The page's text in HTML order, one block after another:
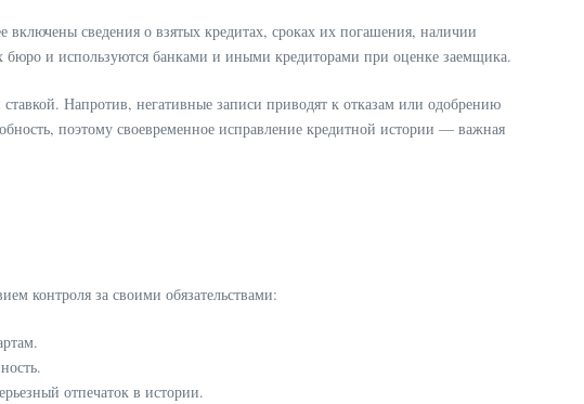
сведения о взятых кредитах, сроках их погашения, наличии
бюро и используются банками и иными кредиторами при оценке заемщика.
Напротив, негативные записи приводят к отказам или одобрению
поэтому своевременное исправление кредитной истории — важная
контроля за своими обязательствами:
отпечаток в истории.